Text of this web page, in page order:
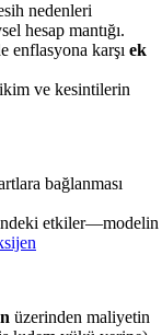
nedenleri
hesap mantığı.
enflasyona karşı ek
ve kesintilerin
bağlanması
etkiler—modelin
üzerinden maliyetin